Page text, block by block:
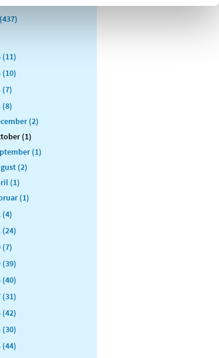
(11)
(10)
(7)
(8)
(2)
(1)
(1)
(2)
(1)
(1)
(4)
(24)
(7)
(39)
(40)
(31)
(42)
(30)
(44)